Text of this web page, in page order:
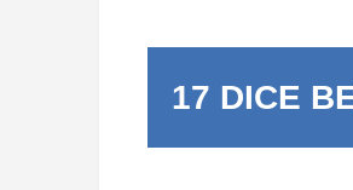
17 DICE